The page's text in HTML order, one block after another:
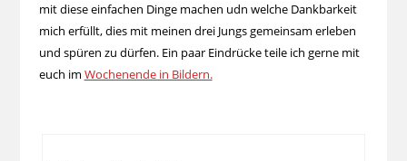
mit diese einfachen Dinge machen udn welche Dankbarkeit
mich erfüllt, dies mit meinen drei Jungs gemeinsam erleben
und spüren zu dürfen. Ein paar Eindrücke teile ich gerne mit
euch im Wochenende in Bildern.